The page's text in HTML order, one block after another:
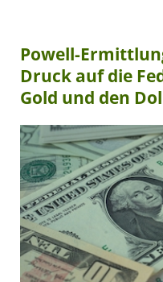
Powell-
Druck auf die
Gold und den